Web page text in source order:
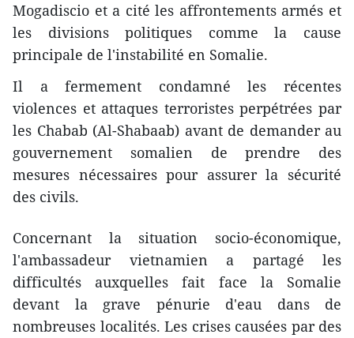
Mogadiscio et a cité les affrontements armés et
les divisions politiques comme la cause
principale de l'instabilité en Somalie.
Il a fermement condamné les récentes
violences et attaques terroristes perpétrées par
les Chabab (Al-Shabaab) avant de demander au
gouvernement somalien de prendre des
mesures nécessaires pour assurer la sécurité
des civils.
Concernant la situation socio-économique,
l'ambassadeur vietnamien a partagé les
difficultés auxquelles fait face la Somalie
devant la grave pénurie d'eau dans de
nombreuses localités. Les crises causées par des